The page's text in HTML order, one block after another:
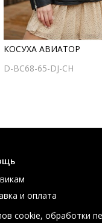
КОСУХА АВИАТОР
D-BC68-65-DJ-CH
и оплата
размеров
cookie, обработки